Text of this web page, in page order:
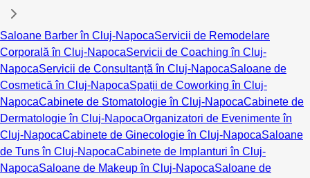
Saloane Barber în Cluj-NapocaServicii de Remodelare
Corporală în Cluj-NapocaServicii de Coaching în Cluj-
NapocaServicii de Consultanță în Cluj-NapocaSaloane de
Cosmetică în Cluj-NapocaSpații de Coworking în Cluj-
NapocaCabinete de Stomatologie în Cluj-NapocaCabinete de
Dermatologie în Cluj-NapocaOrganizatori de Evenimente în
Cluj-NapocaCabinete de Ginecologie în Cluj-NapocaSaloane
de Tuns în Cluj-NapocaCabinete de Implanturi în Cluj-
NapocaSaloane de Makeup în Cluj-NapocaSaloane de